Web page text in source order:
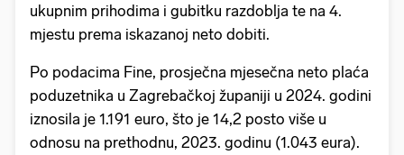
ukupnim prihodima i gubitku razdoblja te na 4.
mjestu prema iskazanoj neto dobiti.
Po podacima Fine, prosječna mjesečna neto plaća
poduzetnika u Zagrebačkoj županiji u 2024. godini
iznosila je 1.191 euro, što je 14,2 posto više u
odnosu na prethodnu, 2023. godinu (1.043 eura).